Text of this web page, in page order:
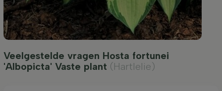
Veelgestelde vragen Hosta fortunei
'Albopicta' Vaste plant (Hartlelie)